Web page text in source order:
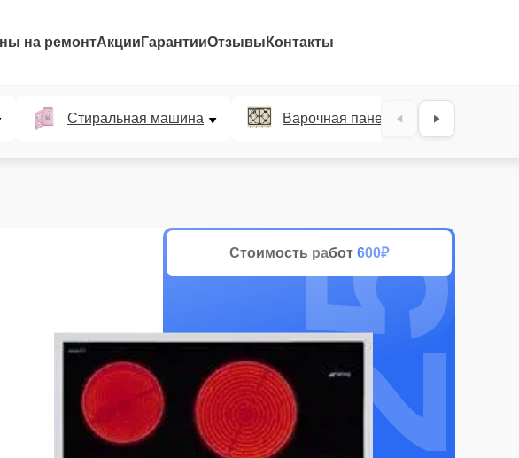
на ремонтАкции ГарантииОтзывы Контакты
Стиральная машина Варочная панель
Стоимость работ 600₽
25%